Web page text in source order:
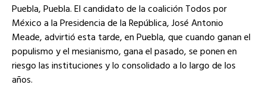
Puebla, Puebla. El candidato de la coalición Todos por
México a la Presidencia de la República, José Antonio
Meade, advirtió esta tarde, en Puebla, que cuando ganan el
populismo y el mesianismo, gana el pasado, se ponen en
riesgo las instituciones y lo consolidado a lo largo de los
años.